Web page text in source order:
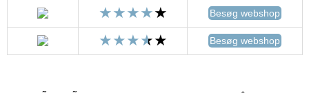
Besøg webshop
Besøg webshop